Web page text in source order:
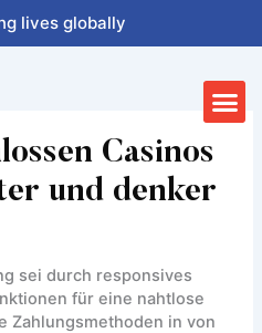
lives globally
Casinos
und denker
sei durch responsives
für eine nahtlose
Zahlungsmethoden in von